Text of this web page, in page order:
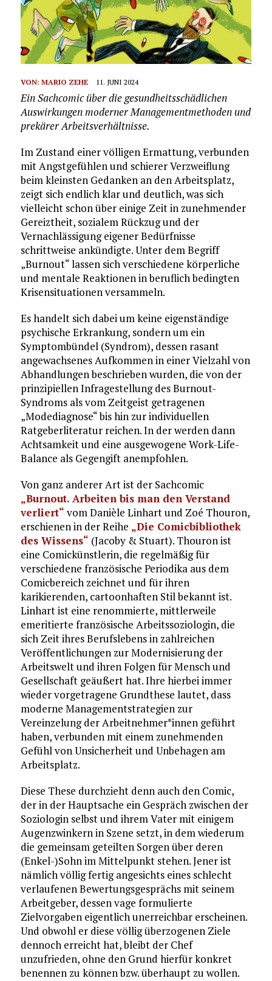
VON: MARIO ZEHE 11. JUNI 2024
Ein Sachcomic über die gesundheitsschädlichen
Auswirkungen moderner Managementmethoden und
prekärer Arbeitsverhältnisse.
Im Zustand einer völligen Ermattung, verbunden
mit Angstgefühlen und schierer Verzweiflung
beim kleinsten Gedanken an den Arbeitsplatz,
zeigt sich endlich klar und deutlich, was sich
vielleicht schon über einige Zeit in zunehmender
Gereiztheit, sozialem Rückzug und der
Vernachlässigung eigener Bedürfnisse
schrittweise ankündigte. Unter dem Begriff
„Burnout“ lassen sich verschiedene körperliche
und mentale Reaktionen in beruflich bedingten
Krisensituationen versammeln.
Es handelt sich dabei um keine eigenständige
psychische Erkrankung, sondern um ein
Symptombündel (Syndrom), dessen rasant
angewachsenes Aufkommen in einer Vielzahl von
Abhandlungen beschrieben wurden, die von der
prinzipiellen Infragestellung des Burnout-
Syndroms als vom Zeitgeist getragenen
„Modediagnose“ bis hin zur individuellen
Ratgeberliteratur reichen. In der werden dann
Achtsamkeit und eine ausgewogene Work-Life-
Balance als Gegengift anempfohlen.
Von ganz anderer Art ist der Sachcomic
„Burnout. Arbeiten bis man den Verstand
verliert“ vom Danièle Linhart und Zoé Thouron,
erschienen in der Reihe „Die Comicbibliothek
des Wissens“ (Jacoby & Stuart). Thouron ist
eine Comickünstlerin, die regelmäßig für
verschiedene französische Periodika aus dem
Comicbereich zeichnet und für ihren
karikierenden, cartoonhaften Stil bekannt ist.
Linhart ist eine renommierte, mittlerweile
emeritierte französische Arbeitssoziologin, die
sich Zeit ihres Berufslebens in zahlreichen
Veröffentlichungen zur Modernisierung der
Arbeitswelt und ihren Folgen für Mensch und
Gesellschaft geäußert hat. Ihre hierbei immer
wieder vorgetragene Grundthese lautet, dass
moderne Managementstrategien zur
Vereinzelung der Arbeitnehmer*innen geführt
haben, verbunden mit einem zunehmenden
Gefühl von Unsicherheit und Unbehagen am
Arbeitsplatz.
Diese These durchzieht denn auch den Comic,
der in der Hauptsache ein Gespräch zwischen der
Soziologin selbst und ihrem Vater mit einigem
Augenzwinkern in Szene setzt, in dem wiederum
die gemeinsam geteilten Sorgen über deren
(Enkel-)Sohn im Mittelpunkt stehen. Jener ist
nämlich völlig fertig angesichts eines schlecht
verlaufenen Bewertungsgesprächs mit seinem
Arbeitgeber, dessen vage formulierte
Zielvorgaben eigentlich unerreichbar erscheinen.
Und obwohl er diese völlig überzogenen Ziele
dennoch erreicht hat, bleibt der Chef
unzufrieden, ohne den Grund hierfür konkret
benennen zu können bzw. überhaupt zu wollen.